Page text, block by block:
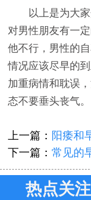
以上是为大
对男性朋友有一
他不行，男性的
情况应该尽早的
加重病情和耽误
态不要垂头丧气。
上一篇： 阳痿和
下一篇：常见的
热点关注